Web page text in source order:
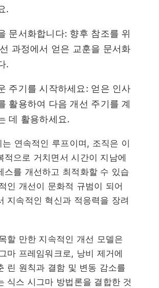
.
문서화합니다: 향후 참조를 위
과정에서 얻은 교훈을 문서화
.
주기를 시작하세요: 얻은 인사
활용하여 다음 개선 주기를 계
데 활용하세요.
연속적인 루프이며, 조직은 이
적으로 거치면서 시간이 지남에
스를 개선하고 최적화할 수 있습
인 개선이 문화적 규범이 되어
지속적인 혁신과 적응력을 장려
할 만한 지속적인 개선 모델은
마 프레임워크로, 낭비 제거에
린 원칙과 결함 및 변동 감소를
식스 시그마 방법론을 결합한 것